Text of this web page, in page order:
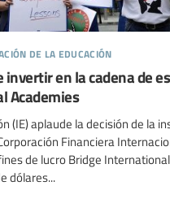
de la educación
en la cadena de
Academies
(IE) aplaude la decisión de la
Financiera
de lucro Bridge
dólares...